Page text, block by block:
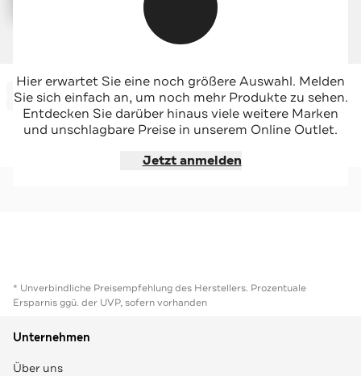
REPLAY
Felljacke blau
-67%*
Sale
Jetzt shoppen
REPLAY
Felljacke beere
-65%*
Sale
Jetzt shoppen
Hier erwartet Sie eine noch größere Auswahl. Melden
Sie sich einfach an, um noch mehr Produkte zu sehen.
Entdecken Sie darüber hinaus viele weitere Marken
und unschlagbare Preise in unserem Online Outlet.
Jetzt anmelden
* Unverbindliche Preisempfehlung des Herstellers. Prozentuale
Ersparnis ggü. der UVP, sofern vorhanden
Unternehmen
Über uns